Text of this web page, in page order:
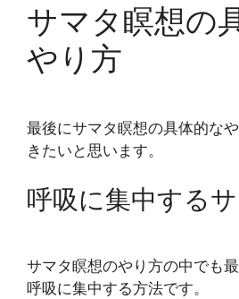
サマタ瞑想の
やり方
最後にサマタ瞑想の具体的な
きたいと思います。
呼吸に集中する
サマタ瞑想のやり方の中でも
呼吸に集中する方法です。